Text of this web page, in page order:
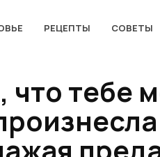
РЕЦЕПТЫ СОВЕТЫ
тебе